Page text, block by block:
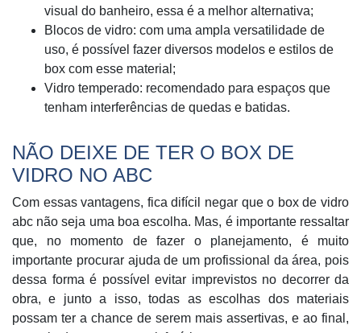
visual do banheiro, essa é a melhor alternativa;
Blocos de vidro: com uma ampla versatilidade de
uso, é possível fazer diversos modelos e estilos de
box com esse material;
Vidro temperado: recomendado para espaços que
tenham interferências de quedas e batidas.
NÃO DEIXE DE TER O BOX DE
VIDRO NO ABC
Com essas vantagens, fica difícil negar que o box de vidro
abc não seja uma boa escolha. Mas, é importante ressaltar
que, no momento de fazer o planejamento, é muito
importante procurar ajuda de um profissional da área, pois
dessa forma é possível evitar imprevistos no decorrer da
obra, e junto a isso, todas as escolhas dos materiais
possam ter a chance de serem mais assertivas, e ao final,